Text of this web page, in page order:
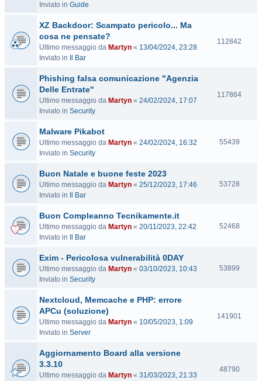
Inviato in Guide
e
XZ Backdoor: Scampato pericolo... Ma
cosa ne pensate?
Ultimo messaggio da Martyn « 13/04/2024, 23:28
Inviato in
Il Bar
112842
e
Phishing falsa comunicazione "Agenzia
Delle Entrate"
Ultimo messaggio da Martyn « 24/02/2024, 17:07
Inviato in Security
117864V
Malware Pikabot
Ultimo messaggio da Martyn « 24/02/2024, 16:32
Inviato in Security
55439V
t
Buon Natale e buone feste 2023
Ultimo messaggio da Martyn « 25/12/2023, 17:46
Inviato in
Il Bar
53728V
t
Buon Compleanno Tecnikamente.it
Ultimo messaggio da Martyn « 20/11/2023, 22:42
Inviato in
Il Bar
52468V
t
Exim - Pericolosa vulnerabilità 0DAY
Ultimo messaggio da Martyn « 03/10/2023, 10:43
Inviato in Security
53899V
e
Nextcloud, Memcache e PHP: errore
APCu (soluzione)
Ultimo messaggio da Martyn « 10/05/2023, 1:09
Inviato in Server
141901
Aggiornamento Board alla versione
3.3.10
Ultimo messaggio da Martyn « 31/03/2023, 21:33
48790V